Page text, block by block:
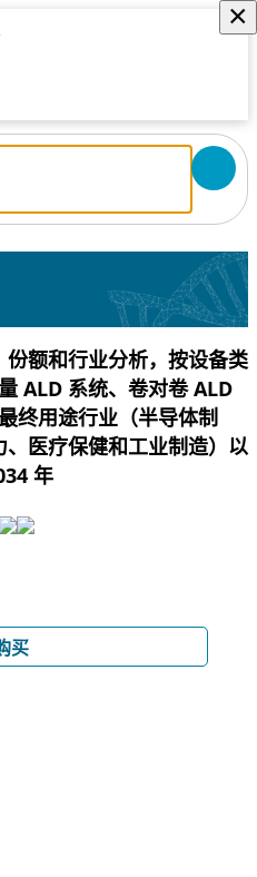
×
额和行业分析，按设备类
ALD 系统、卷对卷 ALD
终用途行业（半导体制
医疗保健和工业制造）以
年
买